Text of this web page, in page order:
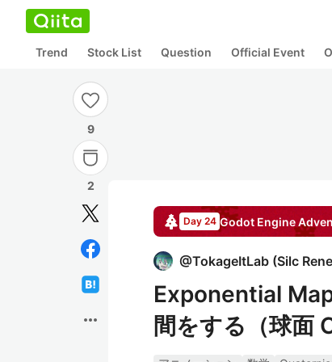
Trend Stock List Question Official Event
9
2
more_horiz
Day 24 Godot Engine
@TokageItLab (Silc
Exponential
間をする（球面